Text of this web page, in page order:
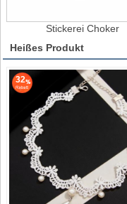
Stickerei Choker
Heißes Produkt
32